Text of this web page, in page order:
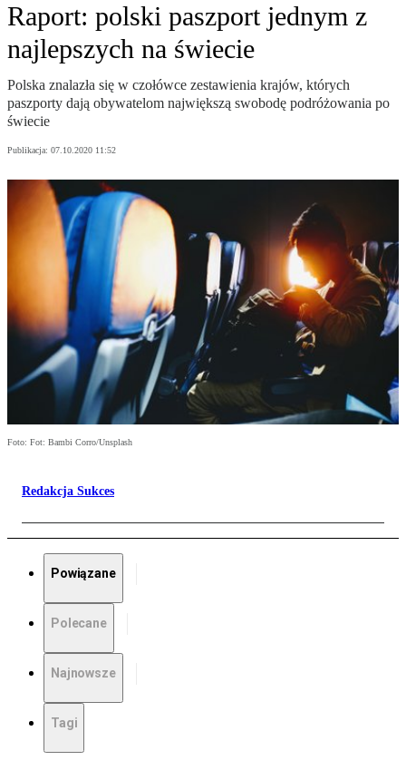
Raport: polski paszport jednym z
najlepszych na świecie
Polska znalazła się w czołówce zestawienia krajów, których
paszporty dają obywatelom największą swobodę podróżowania po
świecie
Publikacja: 07.10.2020 11:52
Foto: Fot: Bambi Corro/Unsplash
Redakcja Sukces
Powiązane
Polecane
Najnowsze
Tagi